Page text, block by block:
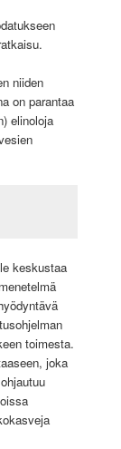
niiden
on parantaa
elinoloja
keskustaa
toimesta.
joka